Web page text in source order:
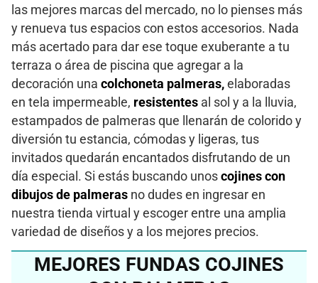
las mejores marcas del mercado, no lo pienses más
y renueva tus espacios con estos accesorios. Nada
más acertado para dar ese toque exuberante a tu
terraza o área de piscina que agregar a la
decoración una colchoneta palmeras, elaboradas
en tela impermeable, resistentes al sol y a la lluvia,
estampados de palmeras que llenarán de colorido y
diversión tu estancia, cómodas y ligeras, tus
invitados quedarán encantados disfrutando de un
día especial. Si estás buscando unos cojines con
dibujos de palmeras no dudes en ingresar en
nuestra tienda virtual y escoger entre una amplia
variedad de diseños y a los mejores precios.
MEJORES FUNDAS COJINES